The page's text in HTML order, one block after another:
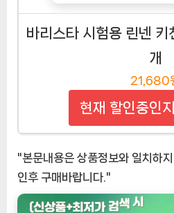
바리스타 시험용 린넨
개
21,680
현재 할인중인
"본문내용은 상품정보와 일치하
인후 구매바랍니다."